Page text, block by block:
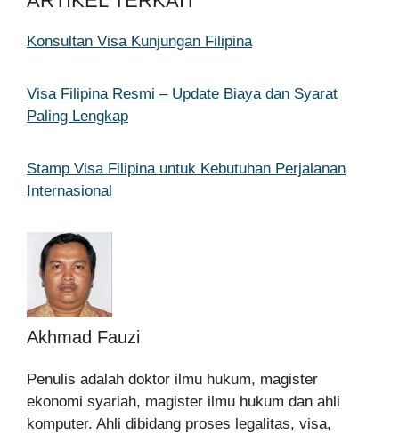
Konsultan Visa Kunjungan Filipina
Visa Filipina Resmi – Update Biaya dan Syarat
Paling Lengkap
Stamp Visa Filipina untuk Kebutuhan Perjalanan
Internasional
Akhmad Fauzi
Penulis adalah doktor ilmu hukum, magister
ekonomi syariah, magister ilmu hukum dan ahli
komputer. Ahli dibidang proses legalitas, visa,